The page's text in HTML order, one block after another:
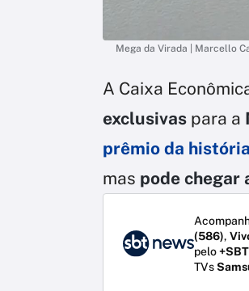
Mega da Virada | Marcello
A Caixa
exclusivas para a
prêmio da
mas pode chegar
(586),
pelo+SBT
TVs